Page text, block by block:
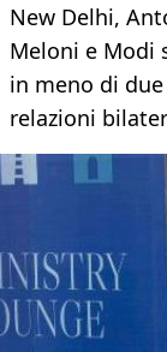
New Delhi,
Meloni e Modi
in meno di
relazioni